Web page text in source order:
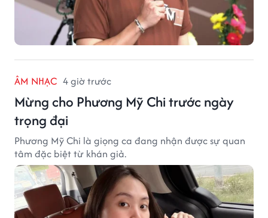
ÂM NHẠC 4 giờ trước
Mừng cho Phương Mỹ Chi trước ngày
trọng đại
Phương Mỹ Chi là giọng ca đang nhận được sự quan
tâm đặc biệt từ khán giả.